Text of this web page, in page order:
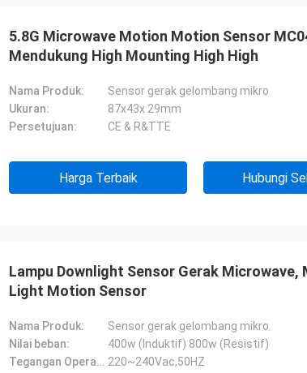
5.8G Microwave Motion Motion Sensor
Mendukung High Mounting High High
Nama Produk:
Sensor gerak gelombang mikro
Ukuran:
87x43x 29mm
Persetujuan:
CE & R&TTE
Harga Terbaik Hubungi
Lampu Downlight Sensor Gerak
Light Motion Sensor
Nama Produk:
Sensor gerak gelombang mikro
Nilai beban:
400w (Induktif) 800w (Resistif)
Tegangan Operasi: 220~240Vac,50HZ